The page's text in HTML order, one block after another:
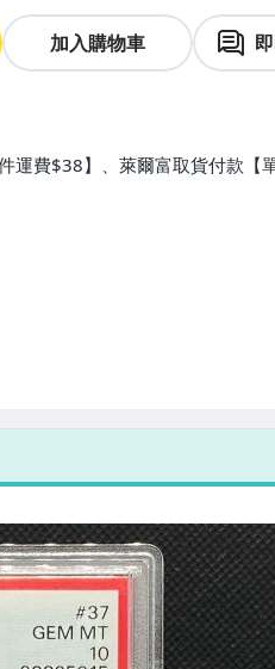
加入購物車
運費$38】、萊爾富取貨付款【